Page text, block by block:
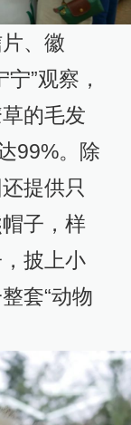
、徽
”观察，
的毛发
99%。除
提供只
子，样
披上小
套“动物